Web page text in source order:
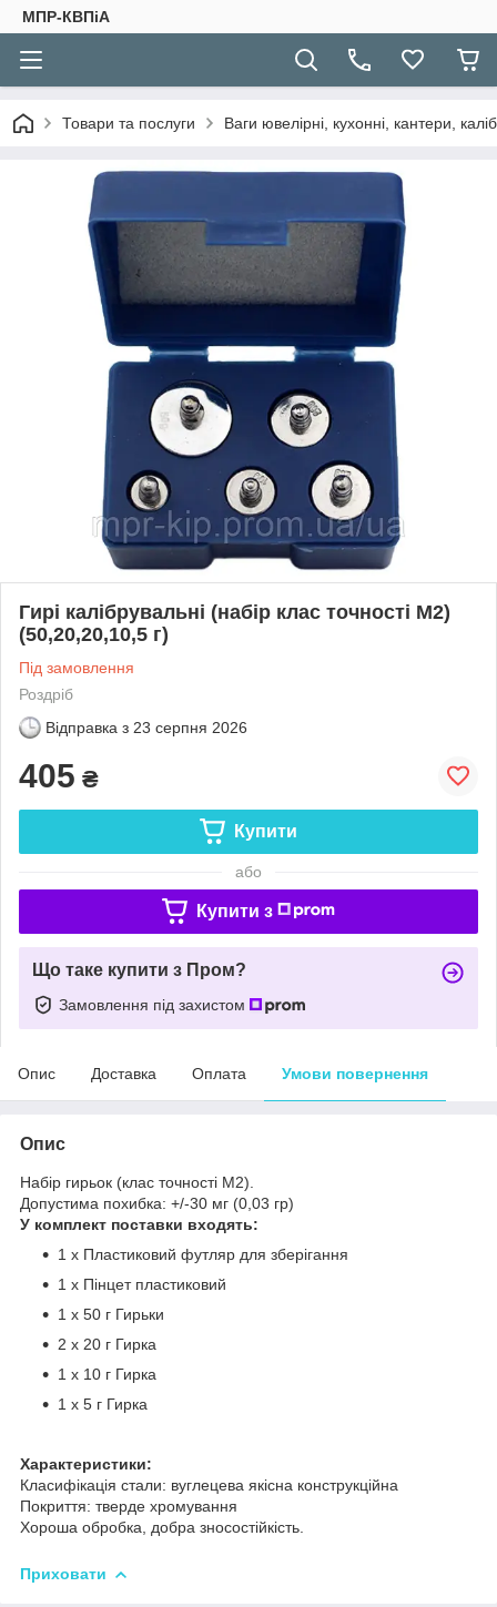
МПР-КВПіА
Товари та послуги Ваги ювелірні, кухонні, кантери,
Гирі калібрувальні (набір клас точності М2)
(50,20,20,10,5 г)
Під замовлення
Роздріб
Відправка з 23 серпня 2026
405 ₴
Купити
або
Купити з
Що таке купити з Пром?
Замовлення під захистом
Опис Доставка Оплата Умови повернення
Опис
Набір гирьок (клас точності М2).
Допустима похибка: +/-30 мг (0,03 гр)
У комплект поставки входять:
1 x Пластиковий футляр для зберігання
1 х Пінцет пластиковий
1 х 50 г Гирьки
2 х 20 г Гирка
1 х 10 г Гирка
1 х 5 г Гирка
Характеристики:
Класифікація стали: вуглецева якісна конструкційна
Покриття: тверде хромування
Хороша обробка, добра зносостійкість.
Приховати